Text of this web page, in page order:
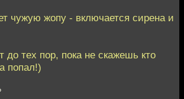
чужую жопу - включается сирена и
до тех пор, пока не скажешь кто
попал!)